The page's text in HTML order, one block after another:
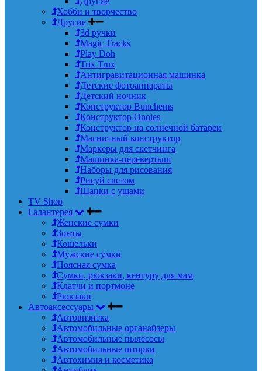
Хобби и творчество
Другие
3d ручки
Magic Tracks
Play Doh
Trix Trux
Антигравитационная машинка
Детские фотоаппараты
Детский ночник
Конструктор Bunchems
Конструктор Onoies
Конструктор на солнечной батареи
Магнитный конструктор
Маркеры для скетчинга
Машинка-перевертыш
Наборы для рисования
Рисуй светом
Шапки с ушами
TV Shop
Галантерея
Женские сумки
Зонты
Кошельки
Мужские сумки
Поясная сумка
Сумки, рюкзаки, кенгуру для мам
Клатчи и портмоне
Рюкзаки
Автоаксессуары
Автовизитка
Автомобильные органайзеры
Автомобильные пылесосы
Автомобильные шторки
Автохимия и косметика